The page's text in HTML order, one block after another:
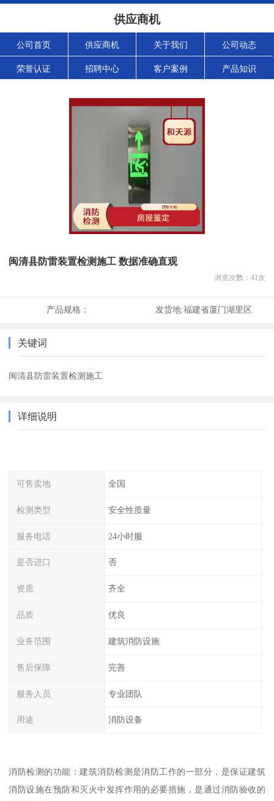
供应商机
公司首页 供应商机 关于我们 公司动态
荣誉认证 招聘中心 客户案例 产品知识
闽清县防雷装置检测施工 数据准确直观
浏览次数： 41次
产品规格： 发货地:福建省厦门湖里区
关键词
闽清县防雷装置检测施工
详细说明
可售卖地 全国
检测类型 安全性质量
服务电话 24小时服
是否进口 否
资质 齐全
品质 优良
业务范围 建筑消防设施
售后保障 完善
服务人员 专业团队
用途 消防设备
消防检测的功能：建筑消防检测是消防工作的一部分，是保证建筑
消防设施在预防和灭火中发挥作用的必要措施，是通过消防验收的